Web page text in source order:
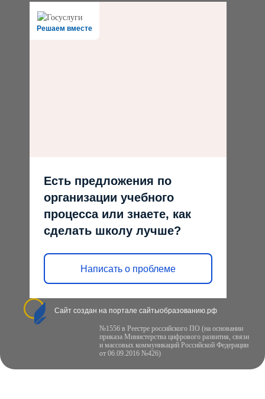
Решаем вместе
Есть предложения по
организации учебного
процесса или знаете, как
сделать школу лучше?
Написать о проблеме
Сайт создан на портале сайтыобразованию.рф
№1556 в Реестре российского ПО (на основании
приказа Министерства цифрового развития, связи
и массовых коммуникаций Российской Федерации
от 06.09.2016 №426)